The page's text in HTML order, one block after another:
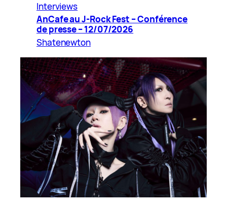
Interviews
AnCafe au J-Rock Fest – Conférence
de presse – 12/07/2026
Shatenewton